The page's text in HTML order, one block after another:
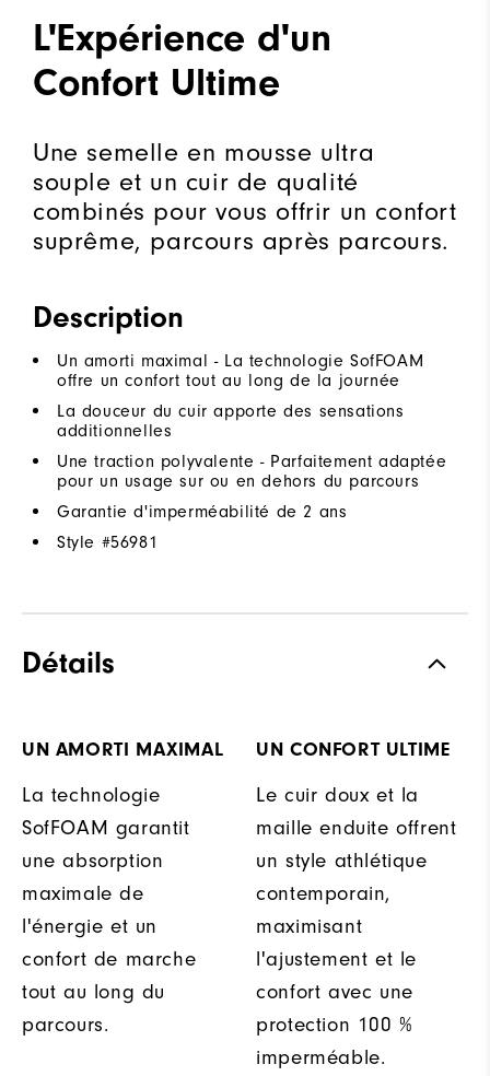
L'Expérience d'un
Confort Ultime
Une semelle en mousse ultra
souple et un cuir de qualité
combinés pour vous offrir un confort
suprême, parcours après parcours.
Description
Un amorti maximal - La technologie SofFOAM
offre un confort tout au long de la journée
La douceur du cuir apporte des sensations
additionnelles
Une traction polyvalente - Parfaitement adaptée
pour un usage sur ou en dehors du parcours
Garantie d'imperméabilité de 2 ans
Style #56981
Détails
UN AMORTI MAXIMAL
La technologie
SofFOAM garantit
une absorption
maximale de
l'énergie et un
confort de marche
tout au long du
parcours.
UN CONFORT ULTIME
Le cuir doux et la
maille enduite offrent
un style athlétique
contemporain,
maximisant
l'ajustement et le
confort avec une
protection 100 %
imperméable.